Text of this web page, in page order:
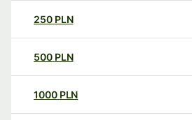
250 PLN
500 PLN
1000 PLN